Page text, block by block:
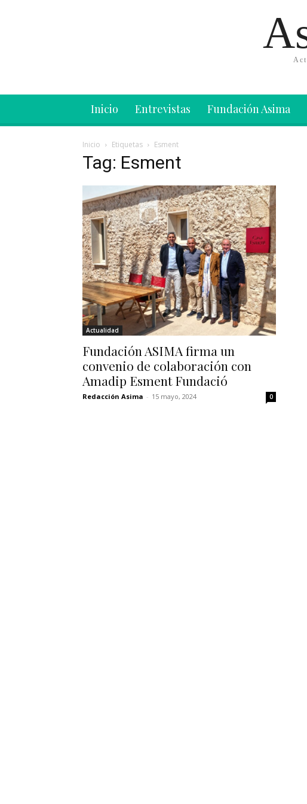
Inicio Entrevistas Fundación Asima
Inicio Etiquetas Esment
Tag: Esment
Actualidad
Fundación ASIMA firma un
convenio de colaboración con
Amadip Esment Fundació
Redacción Asima - 15 mayo, 2024 0